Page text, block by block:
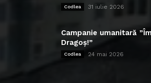
Codlea 31 iulie 2026
Campanie umanitară
Dragoș!”
Codlea 24 mai 2026